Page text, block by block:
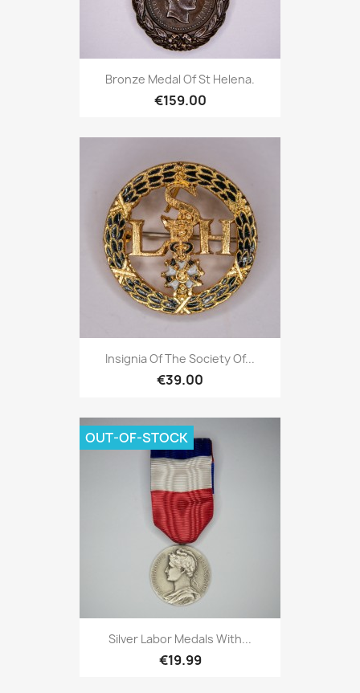
Bronze Medal Of St Helena.
€159.00
Insignia Of The Society Of...
€39.00
Silver Labor Medals With...
€19.99
OUT-OF-STOCK